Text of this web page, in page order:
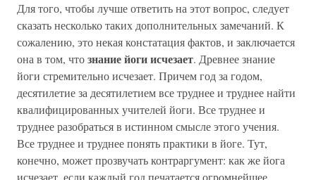
Для того, чтобы лучше ответить на этот вопрос, следует
сказать несколько таких дополнительных замечаний. К
сожалению, это некая констатация фактов, и заключается
она в том, чтознание йоги исчезает. Древнее знание
йоги стремительно исчезает. Причем год за годом,
десятилетие за десятилетием все труднее и труднее найти
квалифицированных учителей йоги. Все труднее и
труднее разобраться в истинном смысле этого учения.
Все труднее и труднее понять практики в йоге. Тут,
конечно, может прозвучать контраргумент: как же йога
исчезает, если каждый год печатается огромнейшее